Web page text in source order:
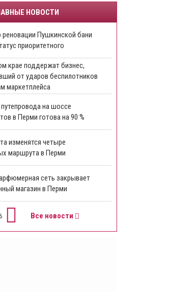
НОВОСТИ
реновации Пушкинской бани
приоритетного
крае поддержат бизнес,
от ударов беспилотников
маркетплейса
на шоссе
в Перми готова на 90 %
изменятся четыре
маршрута в Перми
сеть закрывает
магазин в Перми
Все новости